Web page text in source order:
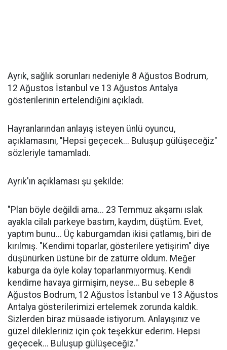
Ayrık, sağlık sorunları nedeniyle 8 Ağustos Bodrum,
12 Ağustos İstanbul ve 13 Ağustos Antalya
gösterilerinin ertelendiğini açıkladı.
Hayranlarından anlayış isteyen ünlü oyuncu,
açıklamasını, "Hepsi geçecek... Buluşup gülüşeceğiz"
sözleriyle tamamladı.
Ayrık'ın açıklaması şu şekilde:
"Plan böyle değildi ama... 23 Temmuz akşamı ıslak
ayakla cilalı parkeye bastım, kaydım, düştüm. Evet,
yaptım bunu... Üç kaburgamdan ikisi çatlamış, biri de
kırılmış. "Kendimi toparlar, gösterilere yetişirim" diye
düşünürken üstüne bir de zatürre oldum. Meğer
kaburga da öyle kolay toparlanmıyormuş. Kendi
kendime havaya girmişim, neyse... Bu sebeple 8
Ağustos Bodrum, 12 Ağustos İstanbul ve 13 Ağustos
Antalya gösterilerimizi ertelemek zorunda kaldık.
Sizlerden biraz müsaade istiyorum. Anlayışınız ve
güzel dilekleriniz için çok teşekkür ederim. Hepsi
geçecek... Buluşup gülüşeceğiz."